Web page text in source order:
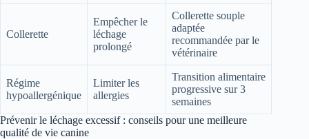
Collerette
Empêcher le
léchage
prolongé
Collerette souple
adaptée
recommandée par le
vétérinaire
Régime
hypoallergénique
Limiter les
allergies
Transition alimentaire
progressive sur 3
semaines
Prévenir le léchage excessif : conseils pour une meilleure
qualité de vie canine